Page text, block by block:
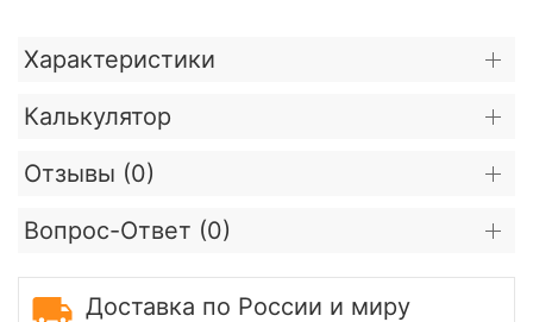
Характеристики
Калькулятор
Отзывы (0)
Вопрос-Ответ (0)
Доставка по России и миру